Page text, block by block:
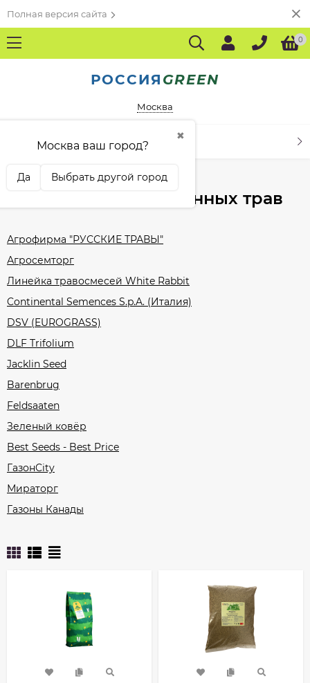
Полная версия сайта
0
РОССИЯ GREEN
Москва
✖
Москва ваш город?
Да Выбрать другой город
КАТАЛОГ ТОВАРОВ
Главная Производители газонных трав
Производители газонных трав
Агрофирма "РУССКИЕ ТРАВЫ"
Агросемторг
Линейка травосмесей White Rabbit
Continental Semences S.p.A. (Италия)
DSV (EUROGRASS)
DLF Trifolium
Jacklin Seed
Barenbrug
Feldsaaten
Зеленый ковёр
Best Seeds - Best Price
ГазонCity
Мираторг
Газоны Канады